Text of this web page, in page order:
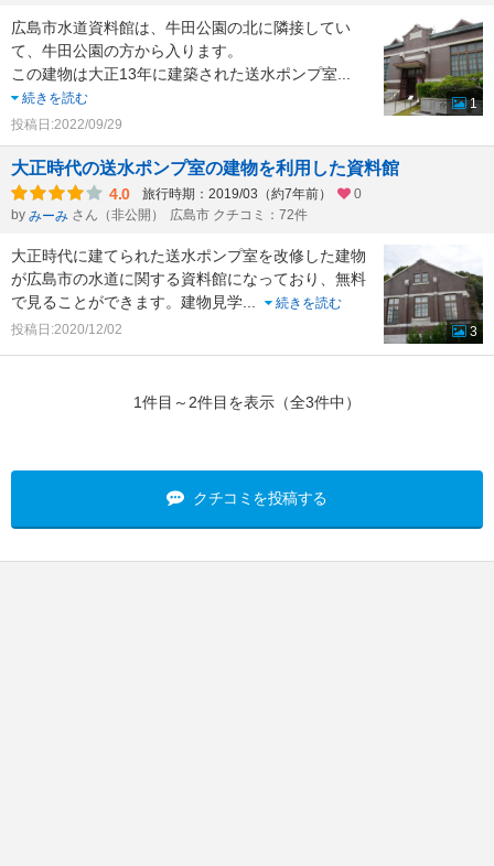
広島市水道資料館は、牛田公園の北に隣接してい
て、牛田公園の方から入ります。
この建物は大正13年に建築された送水ポンプ室
続きを読む
投稿日:2022/09/29
1
大正時代の送水ポンプ室の建物を利用した資料館
4.0 旅行時期：2019/03（約7年前）
0
by みーみ さん（非公開） 広島市 クチコミ：72件
大正時代に建てられた送水ポンプ室を改修した建物
が広島市の水道に関する資料館になっており、無料
で見ることができます。建物見学
続きを読む
投稿日:2020/12/02
3
1件目～2件目を表示（全3件中）
クチコミを投稿する